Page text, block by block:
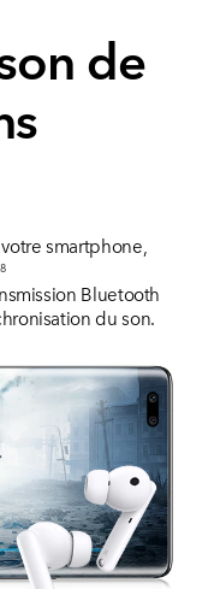
et
trouve
s'appaire
de les
sur la
de
pop-up
de
smartphone,
8
Bluetooth
du son.